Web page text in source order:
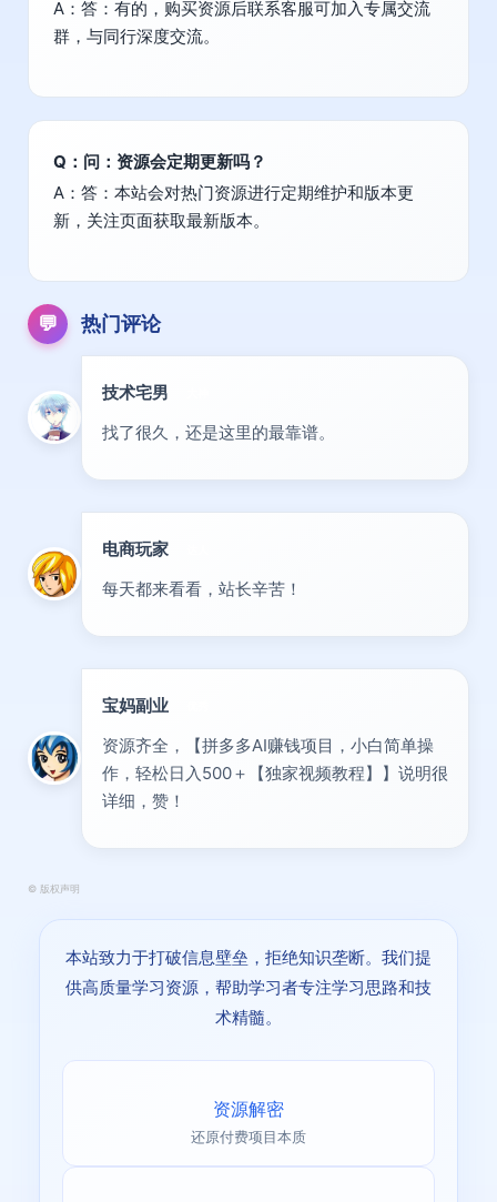
A：答：有的，购买资源后联系客服可加入专属交流
群，与同行深度交流。
Q：问：资源会定期更新吗？
A：答：本站会对热门资源进行定期维护和版本更
新，关注页面获取最新版本。
💬 热门评论
技术宅男
找了很久，还是这里的最靠谱。
电商玩家
每天都来看看，站长辛苦！
宝妈副业
资源齐全，【拼多多AI赚钱项目，小白简单操
作，轻松日入500＋【独家视频教程】】说明很
详细，赞！
© 版权声明
本站致力于打破信息壁垒，拒绝知识垄断。我们提
供高质量学习资源，帮助学习者专注学习思路和技
术精髓。
资源解密
还原付费项目本质